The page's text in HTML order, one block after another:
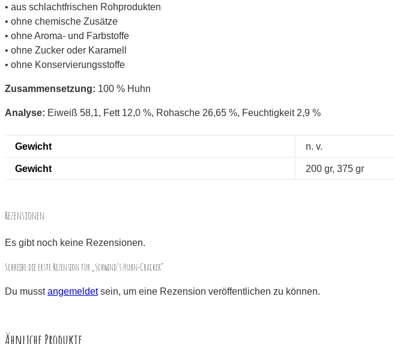
• aus schlachtfrischen Rohprodukten
• ohne chemische Zusätze
• ohne Aroma- und Farbstoffe
• ohne Zucker oder Karamell
• ohne Konservierungsstoffe
Zusammensetzung: 100 % Huhn
Analyse: Eiweiß 58,1, Fett 12,0 %, Rohasche 26,65 %, Feuchtigkeit 2,9 %
Gewicht n. v.
Gewicht 200 gr, 375 gr
Rezensionen
Es gibt noch keine Rezensionen.
Schreibe die erste Rezension für „Schwind’s Huhn-Cracker“
Du musstangemeldetsein, um eine Rezension veröffentlichen zu können.
Ähnliche Produkte